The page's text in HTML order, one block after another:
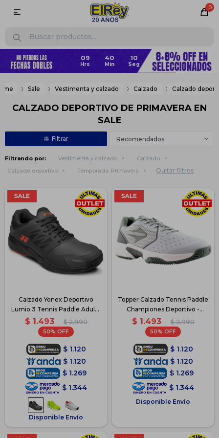
0

Sale Vestimenta y calzado Calzado Calzado
CALZADO DEPORTIVO DE PRIMAVERA EN
SALE
Recomendados
Filtrando por: Vestimenta y calzado
Calzado
Calzado deportivo
Temporada: Primavera Quitar filtros
Calzado Yonex Deportivo
Lumio 3 Tennis Paddle Adulto
- Gris
$ 1.493 $ 2.990
50
$ 1.120
$ 1.120
$ 1.269
$ 1.344
Disponible Envío
Topper Calzado Tennis Paddle
Championes Deportivo -
Gris/Blanco
$ 1.493 $ 2.990
50
$ 1.120
$ 1.120
$ 1.269
$ 1.344
Disponible Envío